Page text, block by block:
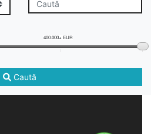
400.000+ EUR
Caută